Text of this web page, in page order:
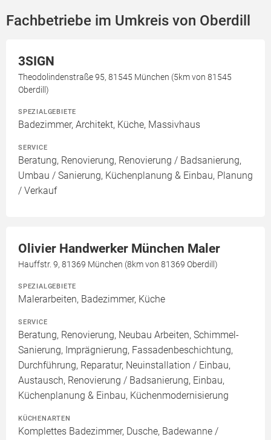
Fachbetriebe im Umkreis von Oberdill
3SIGN
Theodolindenstraße 95, 81545 München (5km von 81545
Oberdill)
SPEZIALGEBIETE
Badezimmer, Architekt, Küche, Massivhaus
SERVICE
Beratung, Renovierung, Renovierung / Badsanierung,
Umbau / Sanierung, Küchenplanung & Einbau, Planung
/ Verkauf
Olivier Handwerker München Maler
Hauffstr. 9, 81369 München (8km von 81369 Oberdill)
SPEZIALGEBIETE
Malerarbeiten, Badezimmer, Küche
SERVICE
Beratung, Renovierung, Neubau Arbeiten, Schimmel-
Sanierung, Imprägnierung, Fassadenbeschichtung,
Durchführung, Reparatur, Neuinstallation / Einbau,
Austausch, Renovierung / Badsanierung, Einbau,
Küchenplanung & Einbau, Küchenmodernisierung
KÜCHENARTEN
Komplettes Badezimmer, Dusche, Badewanne /